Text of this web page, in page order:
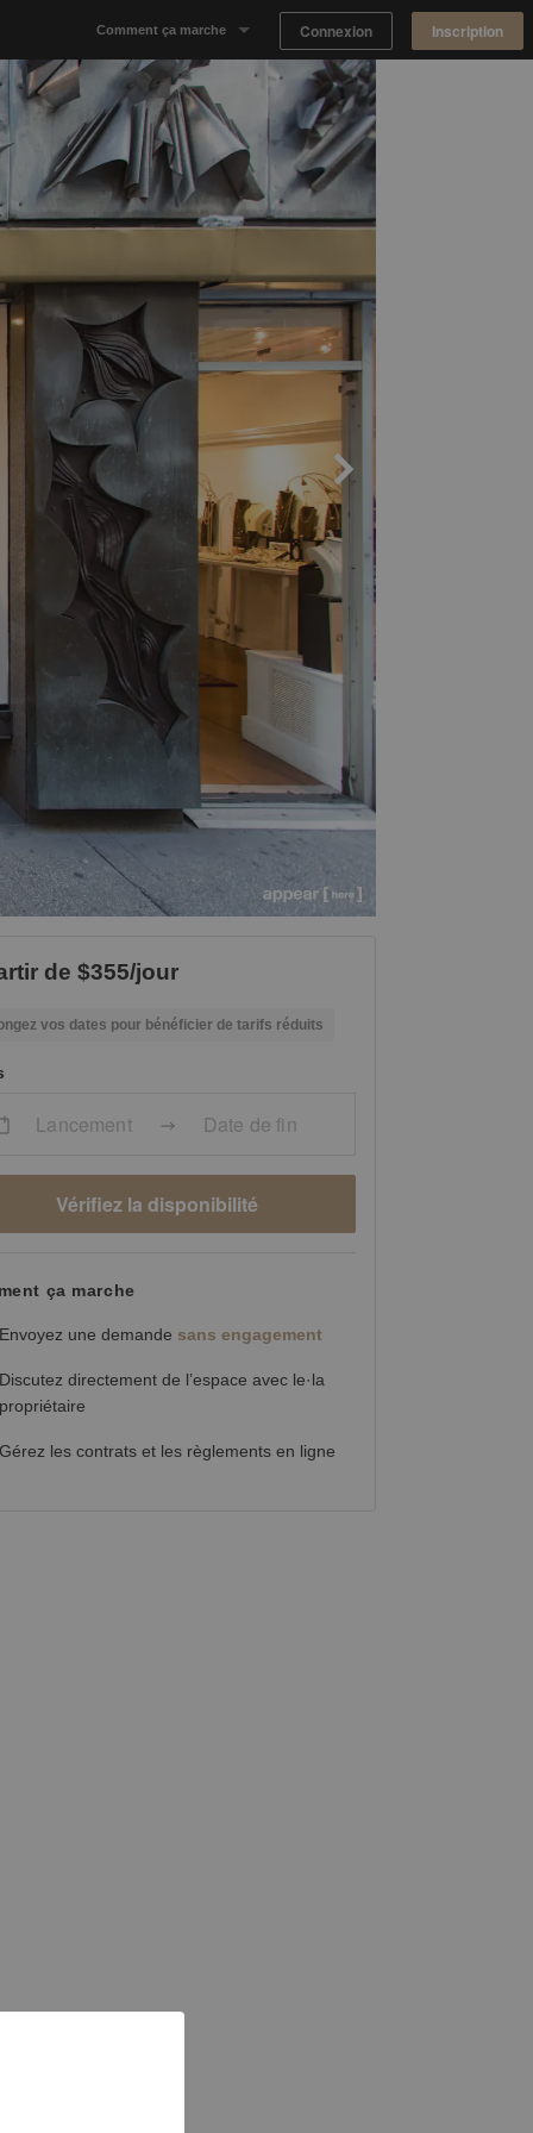
Comment ça marche
Notre concept
Proposer un espace
Trouver un espace
Connexion Inscription
de $355/jour
vos dates pour bénéficier de tarifs réduits
Lancement Date de fin
Vérifiez la disponibilité
ça marche
Envoyez une demande sans engagement
Discutez directement de l’espace avec le·la
propriétaire
Gérez les contrats et les règlements en ligne